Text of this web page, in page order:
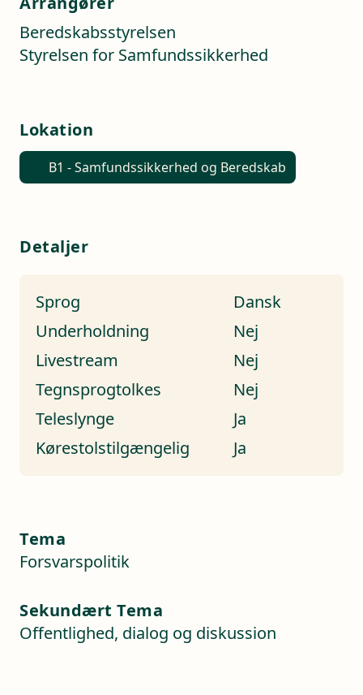
Beredskabsstyrelsen
Styrelsen for Samfundssikkerhed
Lokation
B1 - Samfundssikkerhed og Beredskab
Detaljer
Sprog
Dansk
Underholdning
Nej
Livestream
Nej
Tegnsprogtolkes
Nej
Teleslynge
Ja
Kørestolstilgængelig
Ja
Tema
Forsvarspolitik
Sekundært Tema
Offentlighed, dialog og diskussion